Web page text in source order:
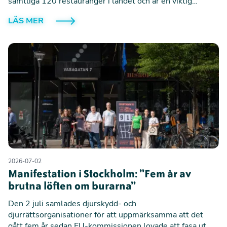
av de äggläggande hönorna fortfarande tvingas leva i
LÄS MER
2026-07-02
Manifestation i Stockholm: ”Fem år av
brutna löften om burarna”
Den 2 juli samlades djurskydd- och
djurrättsorganisationer för att uppmärksamma att det